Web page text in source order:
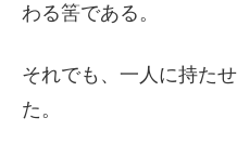
わる筈である。
それでも、一人に持た
た。